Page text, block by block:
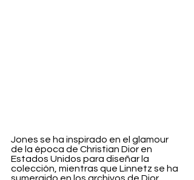
Jones se ha inspirado en el glamour
de la época de Christian Dior en
Estados Unidos para diseñar la
colección, mientras que Linnetz se ha